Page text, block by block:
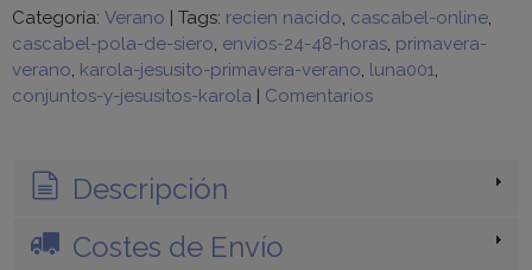
Categoría: Verano | Tags: recien nacido cascabel-online
cascabel-pola-de-siero envios-24-48-horas primavera-
verano karola-jesusito-primavera-verano luna001
conjuntos-y-jesusitos-karola | Comentarios
Descripción
Costes de Envío